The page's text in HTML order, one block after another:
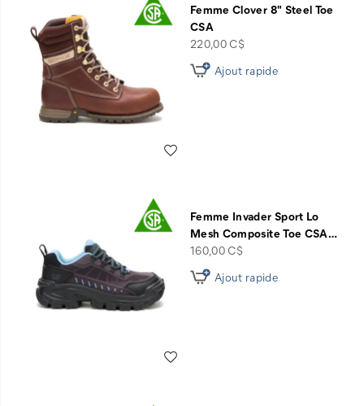
Femme Clover 8" Steel Toe
CSA
price
220,00 C$
Ajout rapide
Femme Invader Sport Lo
Mesh Composite Toe CSA…
price
160,00 C$
Ajout rapide